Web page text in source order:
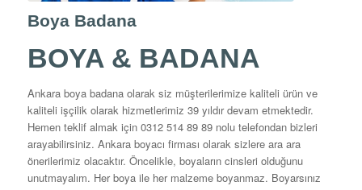
Boya Badana
BOYA & BADANA
Ankara boya badana olarak siz müşterilerimize kaliteli ürün ve
kaliteli işçilik olarak hizmetlerimiz 39 yıldır devam etmektedir.
Hemen teklif almak için 0312 514 89 89 nolu telefondan bizleri
arayabilirsiniz. Ankara boyacı firması olarak sizlere ara ara
önerilerimiz olacaktır. Öncelikle, boyaların cinsleri olduğunu
unutmayalım. Her boya ile her malzeme boyanmaz. Boyarsınız